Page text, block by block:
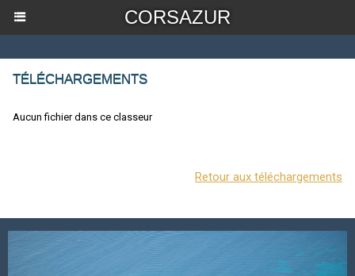
CORSAZUR
TÉLÉCHARGEMENTS
Aucun fichier dans ce classeur
Retour aux téléchargements